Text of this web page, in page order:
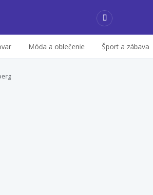
Móda a oblečenie Šport a zábava